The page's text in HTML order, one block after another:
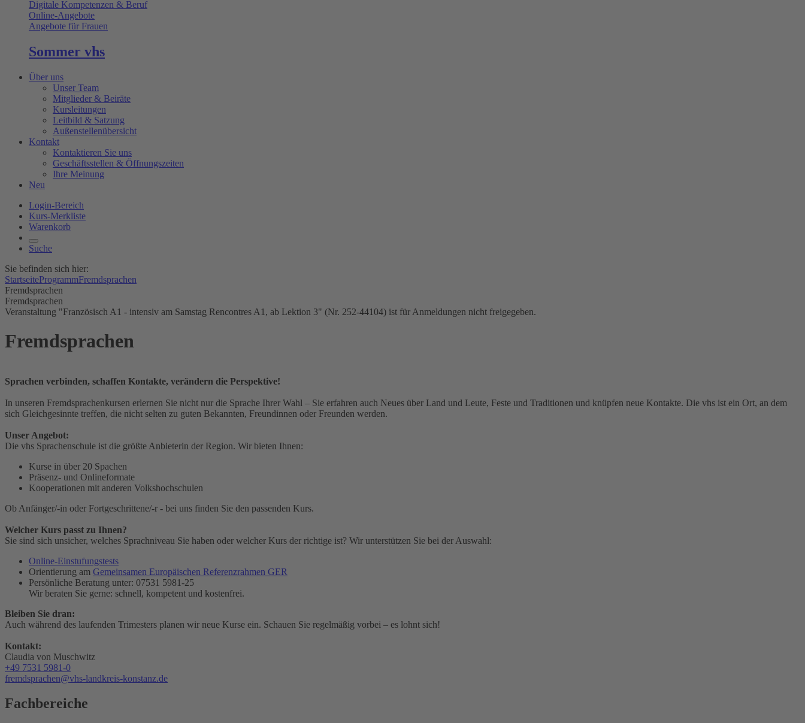
Digitale Kompetenzen & Beruf
Online-Angebote
Angebote für Frauen
Sommer vhs
Über uns
Unser Team
Mitglieder & Beiräte
Kursleitungen
Leitbild & Satzung
Außenstellenübersicht
Kontakt
Kontaktieren Sie uns
Geschäftsstellen & Öffnungszeiten
Ihre Meinung
Neu
Login-Bereich
Kurs-Merkliste
Warenkorb
Suche
Sie befinden sich hier:
StartseiteProgrammFremdsprachen
Fremdsprachen
Fremdsprachen
Veranstaltung "Französisch A1 - intensiv am Samstag Rencontres A1, ab Lektion 3" (Nr. 252-44104) ist für Anmeldungen nicht freigegeben.
Fremdsprachen
Sprachen verbinden, schaffen Kontakte, verändern die Perspektive!
In unseren Fremdsprachenkursen erlernen Sie nicht nur die Sprache Ihrer Wahl – Sie erfahren auch Neues über Land und Leute, Feste und Traditionen und knüpfen neue Kontakte. Die vhs ist ein Ort, an dem
sich Gleichgesinnte treffen, die nicht selten zu guten Bekannten, Freundinnen oder Freunden werden.
Unser Angebot:
Die vhs Sprachenschule ist die größte Anbieterin der Region. Wir bieten Ihnen:
Kurse in über 20 Spachen
Präsenz- und Onlineformate
Kooperationen mit anderen Volkshochschulen
Ob Anfänger/-in oder Fortgeschrittene/-r - bei uns finden Sie den passenden Kurs.
Welcher Kurs passt zu Ihnen?
Sie sind sich unsicher, welches Sprachniveau Sie haben oder welcher Kurs der richtige ist? Wir unterstützen Sie bei der Auswahl:
Online-Einstufungstests
Orientierung am Gemeinsamen Europäischen Referenzrahmen GER
Persönliche Beratung unter: 07531 5981-25
Wir beraten Sie gerne: schnell, kompetent und kostenfrei.
Bleiben Sie dran:
Auch während des laufenden Trimesters planen wir neue Kurse ein. Schauen Sie regelmäßig vorbei – es lohnt sich!
Kontakt:
Claudia von Muschwitz
+49 7531 5981-0
fremdsprachen@vhs-landkreis-konstanz.de
Fachbereiche